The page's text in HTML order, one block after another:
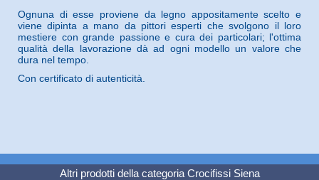
Ognuna di esse proviene da legno appositamente scelto e
viene dipinta a mano da pittori esperti che svolgono il loro
mestiere con grande passione e cura dei particolari; l'ottima
qualità della lavorazione dà ad ogni modello un valore che
dura nel tempo.
Con certificato di autenticità.
Altri prodotti della categoria Crocifissi Siena